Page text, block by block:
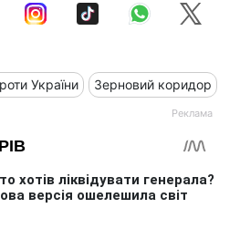
України Зерновий коридор